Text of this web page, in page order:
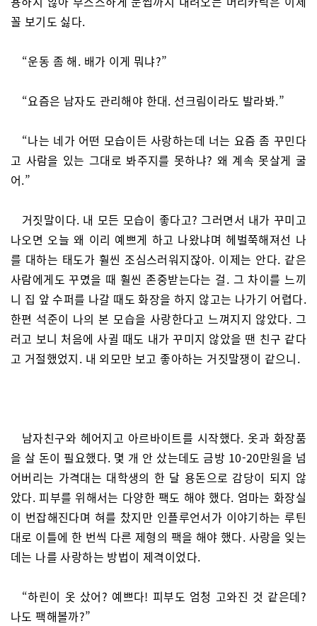
꼴 보기도 싫다.
“운동 좀 해. 배가 이게 뭐냐?”
“요즘은 남자도 관리해야 한대. 선크림이라도 발라봐.”
“나는 네가 어떤 모습이든 사랑하는데 너는 요즘 좀 꾸민다
고 사람을 있는 그대로 봐주지를 못하냐? 왜 계속 못살게 굴
어.”
거짓말이다. 내 모든 모습이 좋다고? 그러면서 내가 꾸미고
나오면 오늘 왜 이리 예쁘게 하고 나왔냐며 헤벌쭉해져선 나
를 대하는 태도가 훨씬 조심스러워지잖아. 이제는 안다. 같은
사람에게도 꾸몄을 때 훨씬 존중받는다는 걸. 그 차이를 느끼
니 집 앞 수퍼를 나갈 때도 화장을 하지 않고는 나가기 어렵다.
한편 석준이 나의 본 모습을 사랑한다고 느껴지지 않았다. 그
러고 보니 처음에 사귈 때도 내가 꾸미지 않았을 땐 친구 같다
고 거절했었지. 내 외모만 보고 좋아하는 거짓말쟁이 같으니.
남자친구와 헤어지고 아르바이트를 시작했다. 옷과 화장품
을 살 돈이 필요했다. 몇 개 안 샀는데도 금방 10-20만원을 넘
어버리는 가격대는 대학생의 한 달 용돈으로 감당이 되지 않
았다. 피부를 위해서는 다양한 팩도 해야 했다. 엄마는 화장실
이 번잡해진다며 혀를 찼지만 인플루언서가 이야기하는 루틴
대로 이틀에 한 번씩 다른 제형의 팩을 해야 했다. 사랑을 잊는
데는 나를 사랑하는 방법이 제격이었다.
“하린이 옷 샀어? 예쁘다! 피부도 엄청 고와진 것 같은데?
나도 팩해볼까?”